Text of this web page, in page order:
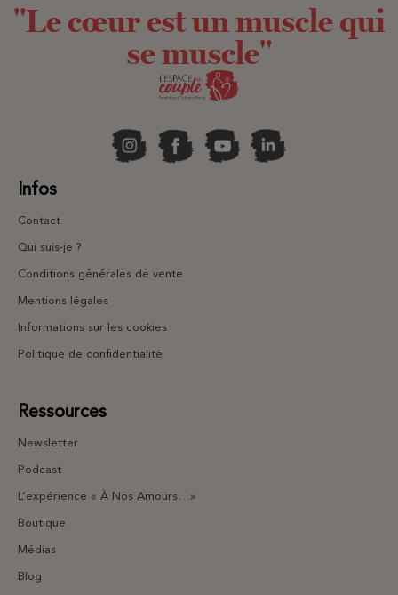
"Le cœur est un muscle qui
se muscle"
Infos
Contact
Qui suis-je ?
Conditions générales de vente
Mentions légales
Informations sur les cookies
Politique de confidentialité
Ressources
Newsletter
Podcast
L’expérience « À Nos Amours…»
Boutique
Médias
Blog